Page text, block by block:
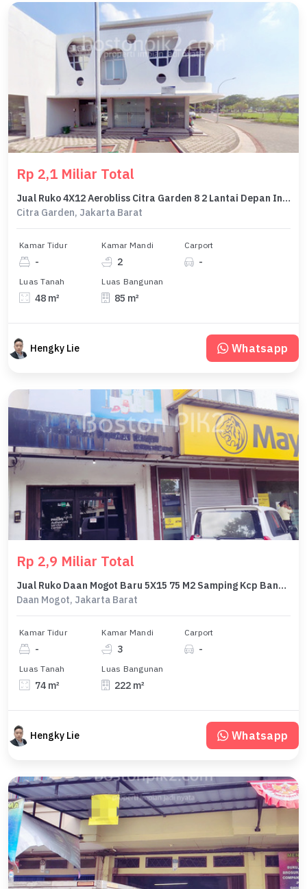
Rp 2,1 Miliar Total
Jual Ruko 4X12 Aerobliss Citra Garden 8 2 Lantai Depan Indomaret
Citra Garden, Jakarta Barat
Kamar Tidur
-
Kamar Mandi
2
Carport
-
Luas Tanah
48 m²
Luas Bangunan
85 m²
Hengky Lie Whatsapp
Rp 2,9 Miliar Total
Jual Ruko Daan Mogot Baru 5X15 75 M2 Samping Kcp Bank Maybank
Daan Mogot, Jakarta Barat
Kamar Tidur
-
Kamar Mandi
3
Carport
-
Luas Tanah
74 m²
Luas Bangunan
222 m²
Hengky Lie Whatsapp